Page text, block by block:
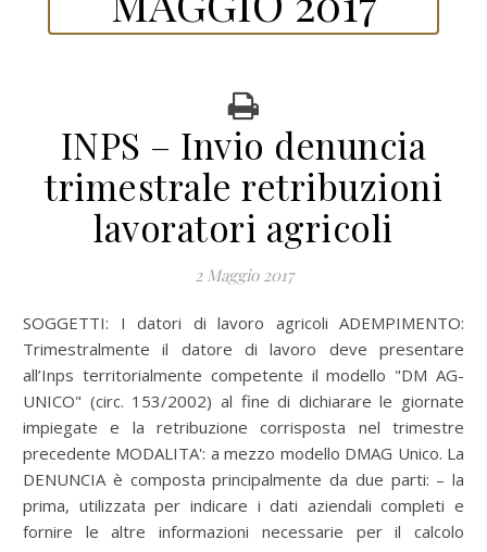
INPS – Invio denuncia
trimestrale retribuzioni
lavoratori agricoli
2 Maggio 2017
SOGGETTI: I datori di lavoro agricoli ADEMPIMENTO:
Trimestralmente il datore di lavoro deve presentare
all’Inps territorialmente competente il modello "DM AG-
UNICO" (circ. 153/2002) al fine di dichiarare le giornate
impiegate e la retribuzione corrisposta nel trimestre
precedente MODALITA': a mezzo modello DMAG Unico. La
DENUNCIA è composta principalmente da due parti: – la
prima, utilizzata per indicare i dati aziendali completi e
fornire le altre informazioni necessarie per il calcolo